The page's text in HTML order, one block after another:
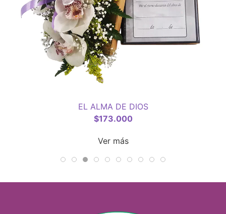
EL ALMA DE DIOS
$173.000
Ver más